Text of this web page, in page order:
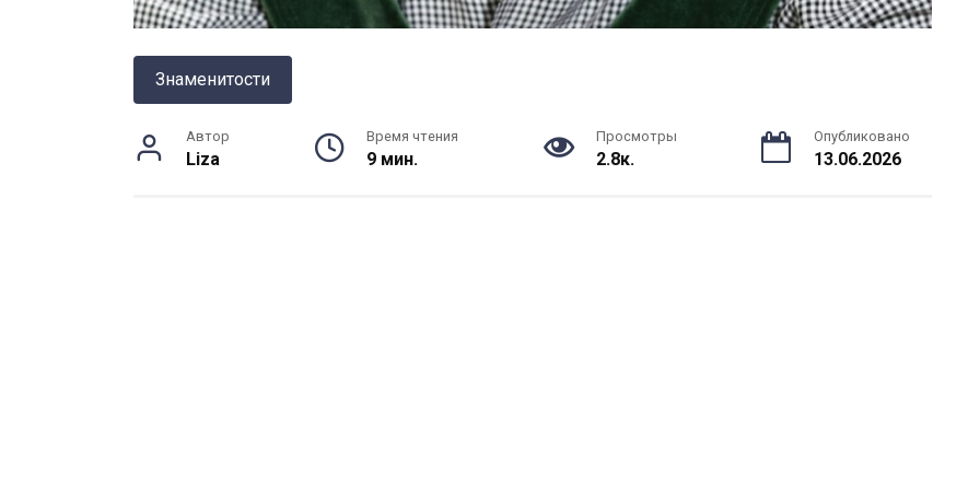
Знаменитости
Автор
Liza
Время чтения
9 мин.
Просмотры
2.8к.
Опубликовано
13.06.2026